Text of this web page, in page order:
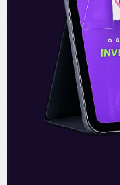
E Eu Com
A volta do
era feriado
divulgaram
feira (2), que